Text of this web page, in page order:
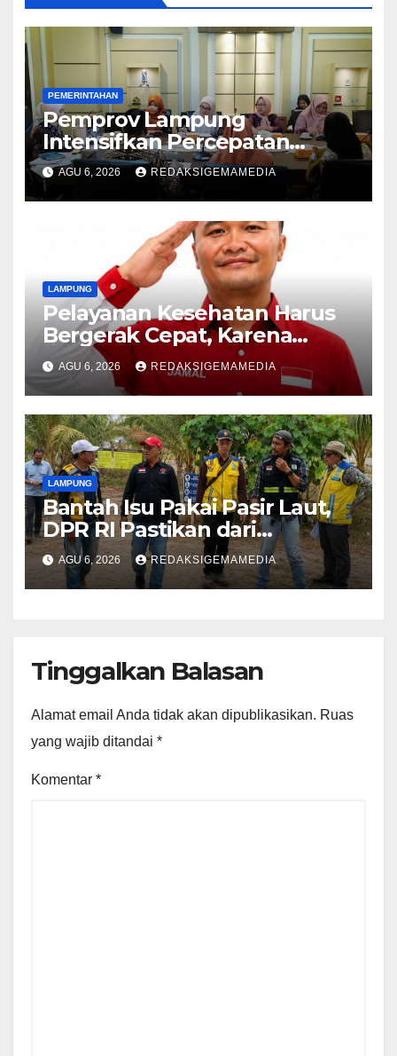
PEMERINTAHAN
Pemprov Lampung
Intensifkan Percepatan
Penanggulangan
Tuberkulosis di Tanggamus
AGU 6, 2026 REDAKSIGEMAMEDIA
LAMPUNG
Pelayanan Kesehatan Harus
Bergerak Cepat, Karena
Nyawa Tidak Bisa Menunggu
AGU 6, 2026 REDAKSIGEMAMEDIA
LAMPUNG
Bantah Isu Pakai Pasir Laut,
DPR RI Pastikan dari
Penambang Resmi
AGU 6, 2026 REDAKSIGEMAMEDIA
Tinggalkan Balasan
Alamat email Anda tidak akan dipublikasikan. Ruas
yang wajib ditandai *
Komentar *